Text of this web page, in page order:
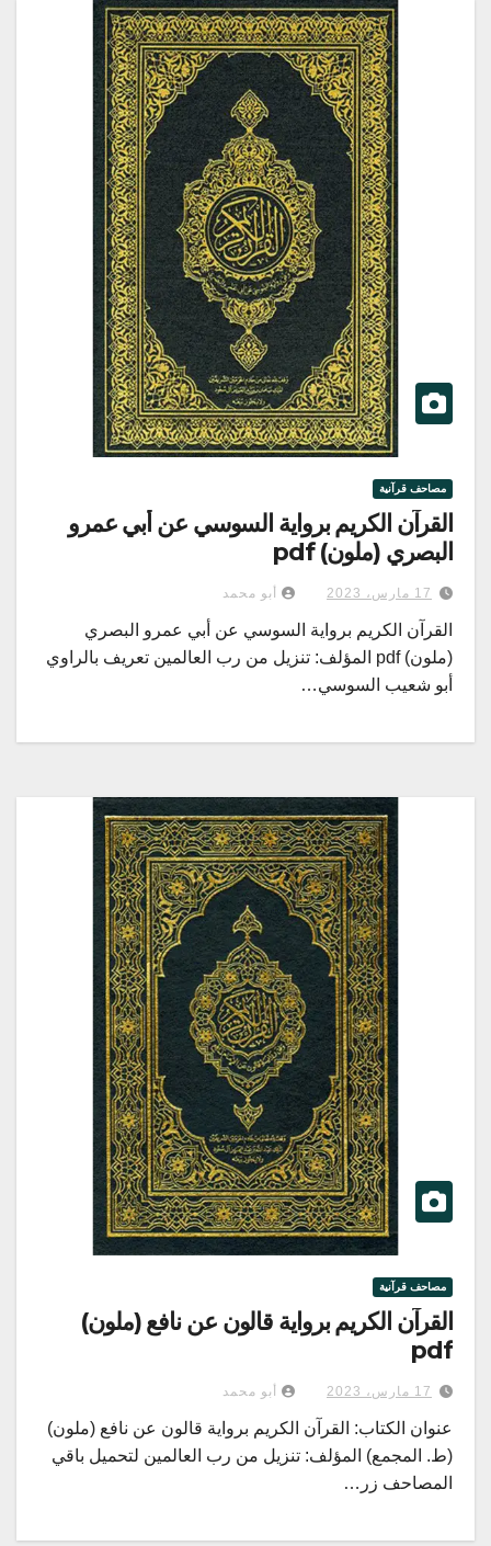
مصاحف قرآنية
القرآن الكريم برواية السوسي عن أبي عمرو
البصري (ملون) pdf
17 مارس، 2023 أبو محمد
القرآن الكريم برواية السوسي عن أبي عمرو البصري
(ملون) pdf المؤلف: تنزيل من رب العالمين تعريف بالراوي
أبو شعيب السوسي…
مصاحف قرآنية
القرآن الكريم برواية قالون عن نافع (ملون)
pdf
17 مارس، 2023 أبو محمد
عنوان الكتاب: القرآن الكريم برواية قالون عن نافع (ملون)
(ط. المجمع) المؤلف: تنزيل من رب العالمين لتحميل باقي
المصاحف زر…